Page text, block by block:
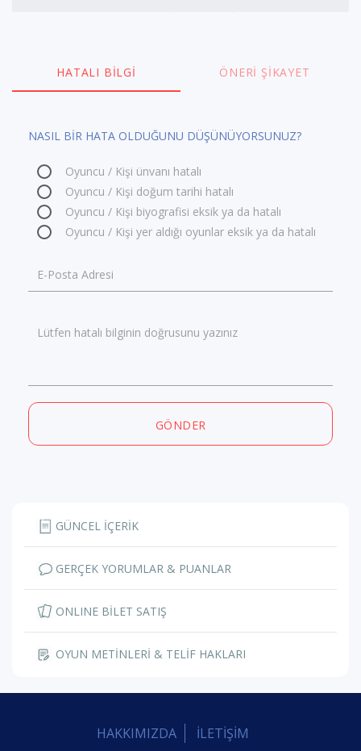
HATALI BILGI ÖNERI ŞIKAYET
NASIL BİR HATA OLDUĞUNU DÜŞÜNÜYORSUNUZ?
Oyuncu / Kişi ünvanı hatalı
Oyuncu / Kişi doğum tarihi hatalı
Oyuncu / Kişi biyografisi eksik ya da hatalı
Oyuncu / Kişi yer aldığı oyunlar eksik ya da hatalı
E-Posta Adresi
Lütfen hatalı bilginin doğrusunu yazınız
GÖNDER
GÜNCEL İÇERİK
GERÇEK YORUMLAR & PUANLAR
ONLINE BİLET SATIŞ
OYUN METİNLERİ & TELİF HAKLARI
HAKKIMIZDA İLETİŞİM